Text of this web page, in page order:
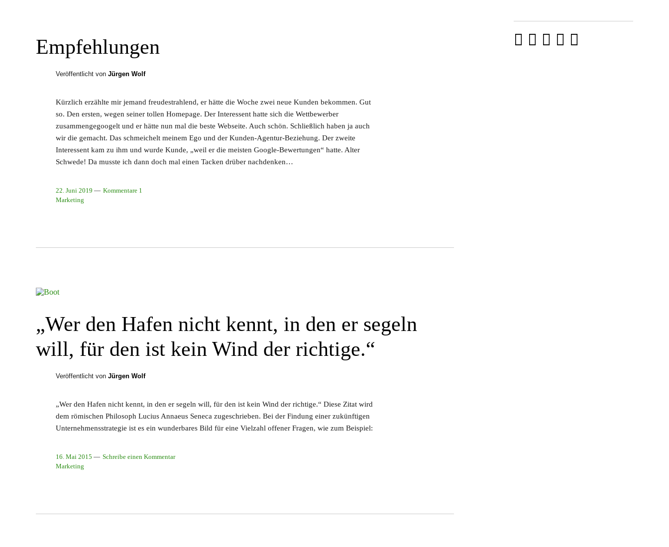
Empfehlungen
Veröffentlicht von Jürgen Wolf
Kürzlich erzählte mir jemand freudestrahlend, er hätte die Woche zwei neue Kunden bekommen. Gut
so. Den ersten, wegen seiner tollen Homepage. Der Interessent hatte sich die Wettbewerber
zusammengegoogelt und er hätte nun mal die beste Webseite. Auch schön. Schließlich haben ja auch
wir die gemacht. Das schmeichelt meinem Ego und der Kunden-Agentur-Beziehung. Der zweite
Interessent kam zu ihm und wurde Kunde, „weil er die meisten Google-Bewertungen“ hatte. Alter
Schwede! Da musste ich dann doch mal einen Tacken drüber nachdenken…
22. Juni 2019
Kommentare 1
Marketing
„Wer den Hafen nicht kennt, in den er segeln
will, für den ist kein Wind der richtige.“
Veröffentlicht von Jürgen Wolf
„Wer den Hafen nicht kennt, in den er segeln will, für den ist kein Wind der richtige.“ Diese Zitat wird
dem römischen Philosoph Lucius Annaeus Seneca zugeschrieben. Bei der Findung einer zukünftigen
Unternehmensstrategie ist es ein wunderbares Bild für eine Vielzahl offener Fragen, wie zum Beispiel:
16. Mai 2015
Schreibe einen Kommentar
Marketing